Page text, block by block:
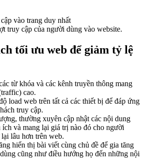
vào trang duy nhất
truy cập của người dùng vào website.
tối ưu web để giảm tỷ lệ
từ khóa và các kênh truyền thông mang
cao.
load web trên tất cả các thiết bị để đáp ứng
truy cập.
thường xuyên cập nhật các nội dung
và mang lại giá trị nào đó cho người
lâu hơn trên web.
hiển thị bài viết cùng chủ đề để gia tăng
cũng như điều hướng họ đến những nội